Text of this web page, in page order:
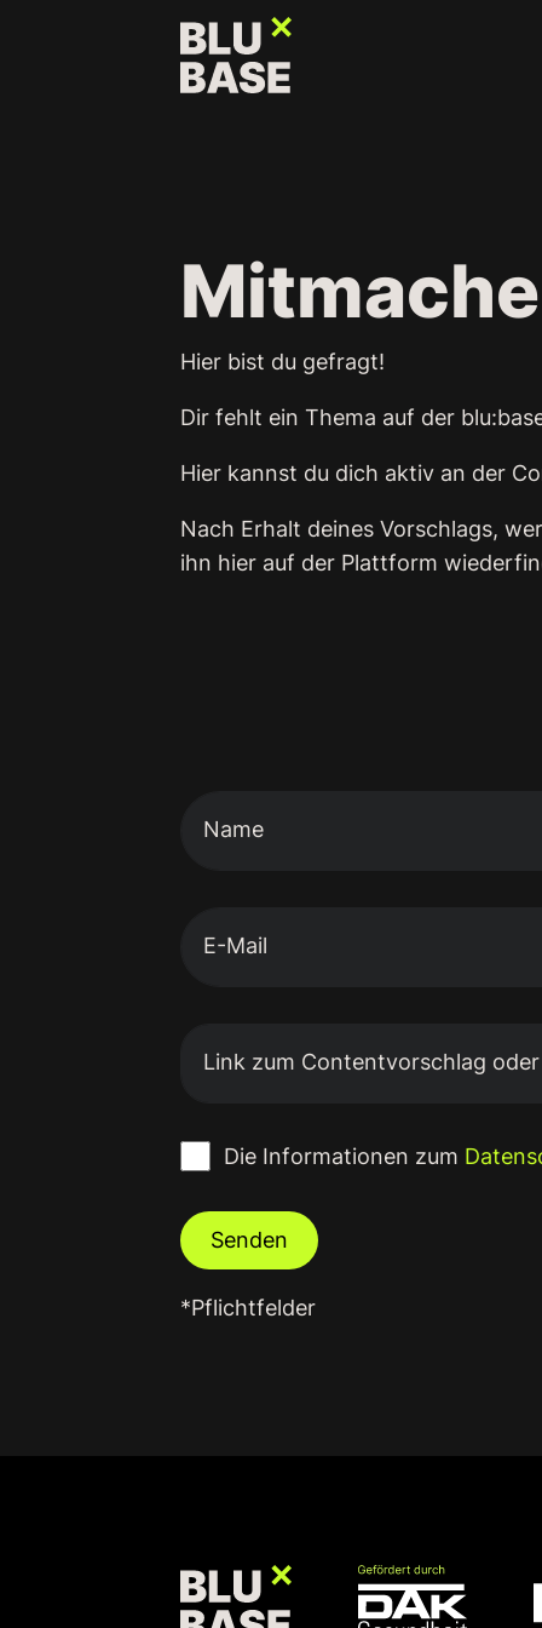
Hier bist du gefragt!
Dir fehlt ein Thema auf der
Hier kannst du dich aktiv an der
Nach Erhalt deines Vorschlags,
ihn hier auf der Plattform
Name
E-Mail
Link zum Contentvorschlag
Die Informationen zum
Senden
*Pflichtfelder